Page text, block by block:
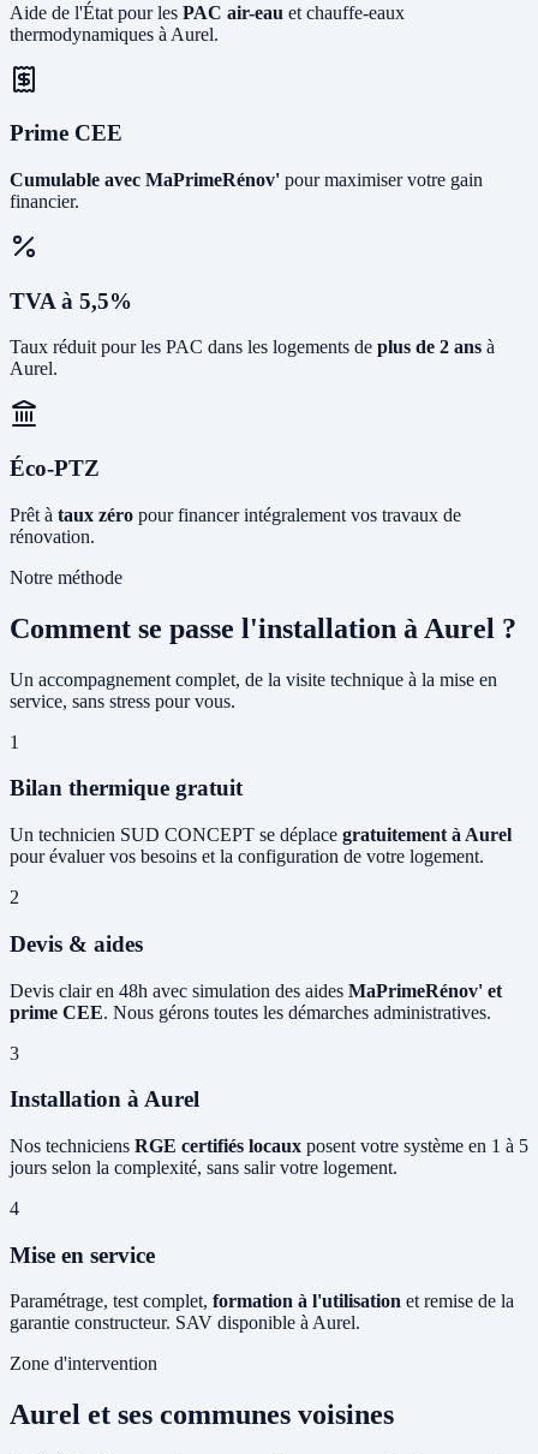
Aide de l'État pour les PAC air-eau et chauffe-eaux
thermodynamiques à Aurel.
Prime CEE
Cumulable avec MaPrimeRénov' pour maximiser votre gain
financier.
TVA à 5,5%
Taux réduit pour les PAC dans les logements de plus de 2 ans à
Aurel.
Éco-PTZ
Prêt à taux zéro pour financer intégralement vos travaux de
rénovation.
Notre méthode
Comment se passe l'installation à Aurel ?
Un accompagnement complet, de la visite technique à la mise en
service, sans stress pour vous.
1
Bilan thermique gratuit
Un technicien SUD CONCEPT se déplace gratuitement à Aurel
pour évaluer vos besoins et la configuration de votre logement.
2
Devis & aides
Devis clair en 48h avec simulation des aides MaPrimeRénov' et
prime CEE. Nous gérons toutes les démarches administratives.
3
Installation à Aurel
Nos techniciens RGE certifiés locaux posent votre système en 1 à 5
jours selon la complexité, sans salir votre logement.
4
Mise en service
Paramétrage, test complet, formation à l'utilisation et remise de la
garantie constructeur. SAV disponible à Aurel.
Zone d'intervention
Aurel et ses communes voisines